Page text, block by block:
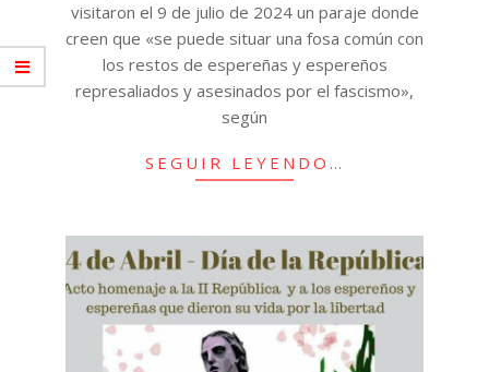
visitaron el 9 de julio de 2024 un paraje donde
creen que «se puede situar una fosa común con
los restos de espereñas y espereños
represaliados y asesinados por el fascismo»,
según
SEGUIR LEYENDO…